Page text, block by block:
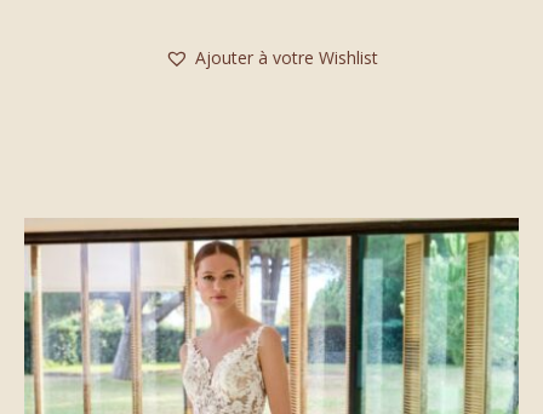
Ajouter à votre Wishlist